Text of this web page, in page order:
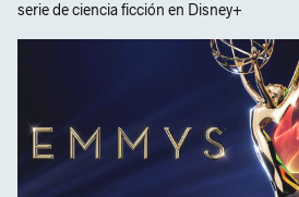
serie de ciencia ficción en Disney+